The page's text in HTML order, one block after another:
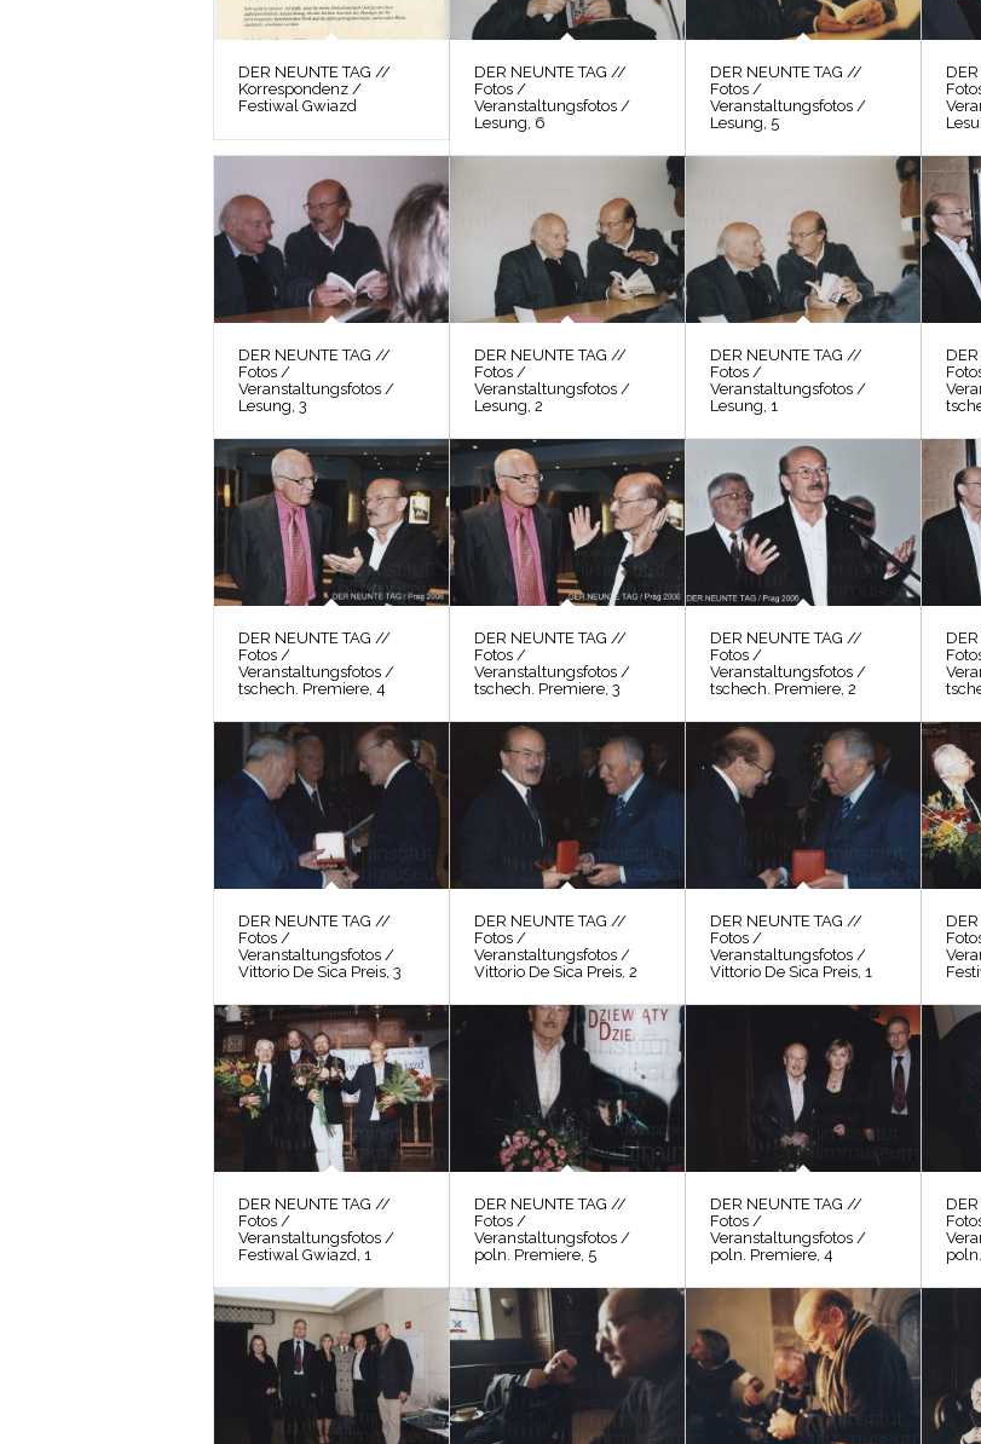
DER NEUNTE TAG //
Korrespondenz /
Festiwal Gwiazd
DER NEUNTE TAG //
Fotos /
Veranstaltungsfotos /
Lesung, 6
DER NEUNTE TAG //
Fotos /
Veranstaltungsfotos /
Lesung, 5
DER NEUNTE TAG //
Fotos /
Veranstaltungsfotos /
Lesung, 3
DER NEUNTE TAG //
Fotos /
Veranstaltungsfotos /
Lesung, 2
DER NEUNTE TAG //
Fotos /
Veranstaltungsfotos /
Lesung, 1
DER NEUNTE TAG //
Fotos /
Veranstaltungsfotos /
tschech. Premiere, 4
DER NEUNTE TAG //
Fotos /
Veranstaltungsfotos /
tschech. Premiere, 3
DER NEUNTE TAG //
Fotos /
Veranstaltungsfotos /
tschech. Premiere, 2
DER NEUNTE TAG //
Fotos /
Veranstaltungsfotos /
Vittorio De Sica Preis, 3
DER NEUNTE TAG //
Fotos /
Veranstaltungsfotos /
Vittorio De Sica Preis, 2
DER NEUNTE TAG //
Fotos /
Veranstaltungsfotos /
Vittorio De Sica Preis, 1
DER NEUNTE TAG //
Fotos /
Veranstaltungsfotos /
Festiwal Gwiazd, 1
DER NEUNTE TAG //
Fotos /
Veranstaltungsfotos /
poln. Premiere, 5
DER NEUNTE TAG //
Fotos /
Veranstaltungsfotos /
poln. Premiere, 4